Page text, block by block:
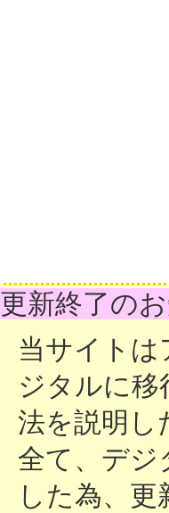
更新終了の
当サイト
ジタルに移
法を説明し
全て、デジ
した為、